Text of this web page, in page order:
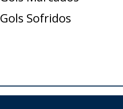
Gols Sofridos